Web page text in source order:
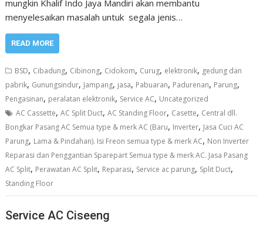
mungkin Khalif Indo Jaya Mandiri akan membantu
menyelesaikan masalah untuk segala jenis…
READ MORE
BSD, Cibadung, Cibinong, Cidokom, Curug, elektronik, gedung dan
pabrik, Gunungsindur, Jampang, jasa, Pabuaran, Padurenan, Parung,
Pengasinan, peralatan elektronik, Service AC, Uncategorized
AC Cassette,AC Split Duct,AC Standing Floor, Casette, Central dll.
Bongkar Pasang AC Semua type & merk AC (Baru, Inverter, Jasa Cuci AC
Parung, Lama & Pindahan). Isi Freon semua type & merk AC, Non Inverter
Reparasi dan Penggantian Sparepart Semua type & merk AC. Jasa Pasang
AC Split, Perawatan AC Split, Reparasi, Service ac parung, Split Duct,
Standing Floor
Service AC Ciseeng